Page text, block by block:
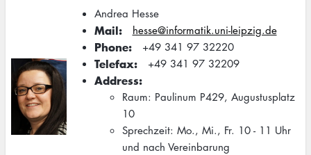
Andrea Hesse
Mail hesse@informatik.uni-leipzig.de
Phone +49 341 97 32220
Telefax +49 341 97 32209
Address
Raum: Paulinum P429, Augustusplatz
10
Sprechzeit: Mo., Mi., Fr. 10 - 11 Uhr
und nach Vereinbarung